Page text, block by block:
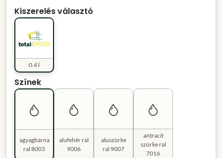
Kiszerelés választó
0.4 l
Színek
agyagbarna
ral 8003
alufehér ral
9006
aluszürke
ral 9007
antracit
szürke ral
7016